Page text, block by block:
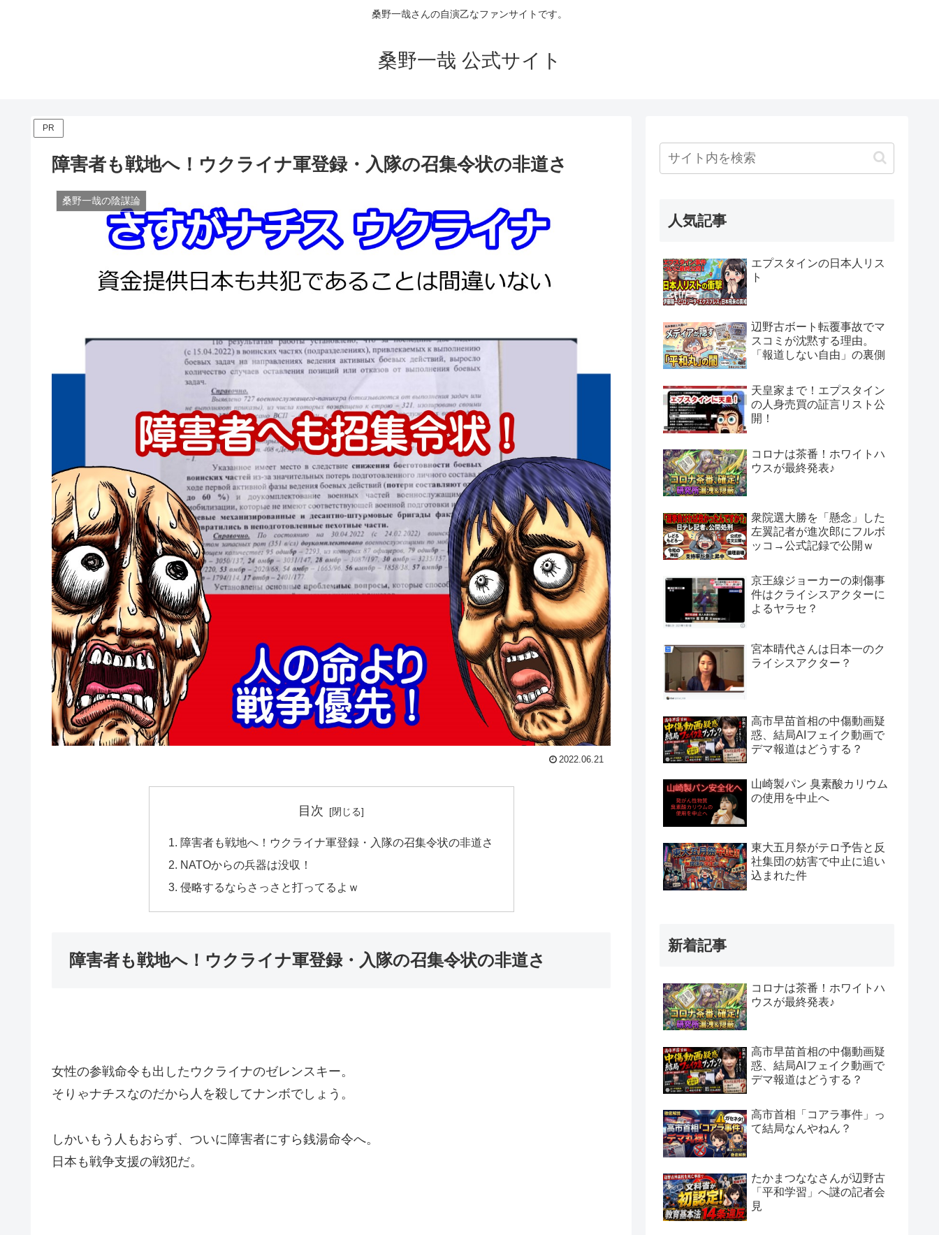
桑野一哉さんの自演乙なファンサイトです。
桑野一哉 公式サイト
PR
障害者も戦地へ！ウクライナ軍登録・入隊の召集令状の非道さ
桑野一哉の陰謀論
2022.06.21
目次
障害者も戦地へ！ウクライナ軍登録・入隊の召集令状の非道さ
NATOからの兵器は没収！
侵略するならさっさと打ってるよｗ
障害者も戦地へ！ウクライナ軍登録・入隊の召集令状の非道さ
女性の参戦命令も出したウクライナのゼレンスキー。
そりゃナチスなのだから人を殺してナンボでしょう。
しかいもう人もおらず、ついに障害者にすら銭湯命令へ。
日本も戦争支援の戦犯だ。
人気記事
エプスタインの日本人リス
ト
辺野古ボート転覆事故でマ
スコミが沈黙する理由。
「報道しない自由」の裏側
天皇家まで！エプスタイン
の人身売買の証言リスト公
開！
コロナは茶番！ホワイトハ
ウスが最終発表♪
衆院選大勝を「懸念」した
左翼記者が進次郎にフルボ
ッコ→公式記録で公開ｗ
京王線ジョーカーの刺傷事
件はクライシスアクターに
よるヤラセ？
宮本晴代さんは日本一のク
ライシスアクター？
高市早苗首相の中傷動画疑
惑、結局AIフェイク動画で
デマ報道はどうする？
山崎製パン 臭素酸カリウム
の使用を中止へ
東大五月祭がテロ予告と反
社集団の妨害で中止に追い
込まれた件
新着記事
コロナは茶番！ホワイトハ
ウスが最終発表♪
高市早苗首相の中傷動画疑
惑、結局AIフェイク動画で
デマ報道はどうする？
高市首相「コアラ事件」っ
て結局なんやねん？
たかまつななさんが辺野古
「平和学習」へ謎の記者会
見